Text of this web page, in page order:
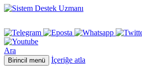
Ara
Birincil menü İçeriğe atla